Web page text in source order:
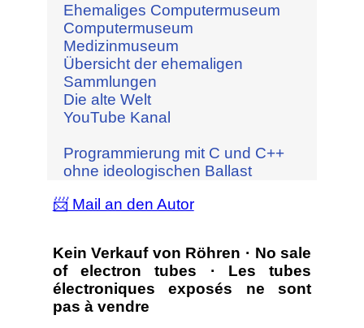
Ehemaliges Computermuseum
Computermuseum
Medizinmuseum
Übersicht der ehemaligen
Sammlungen
Die alte Welt
YouTube Kanal
Programmierung mit C und C++
ohne ideologischen Ballast
📨 Mail an den Autor
Kein Verkauf von Röhren · No sale
of electron tubes · Les tubes
électroniques exposés ne sont
pas à vendre